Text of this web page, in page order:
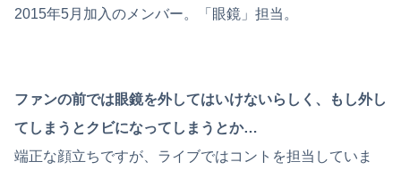
2015年5月加入のメンバー。「眼鏡」担当。
ファンの前では眼鏡を外してはいけないらしく、もし外し
てしまうとクビになってしまうとか…
端正な顔立ちですが、ライブではコントを担当していま